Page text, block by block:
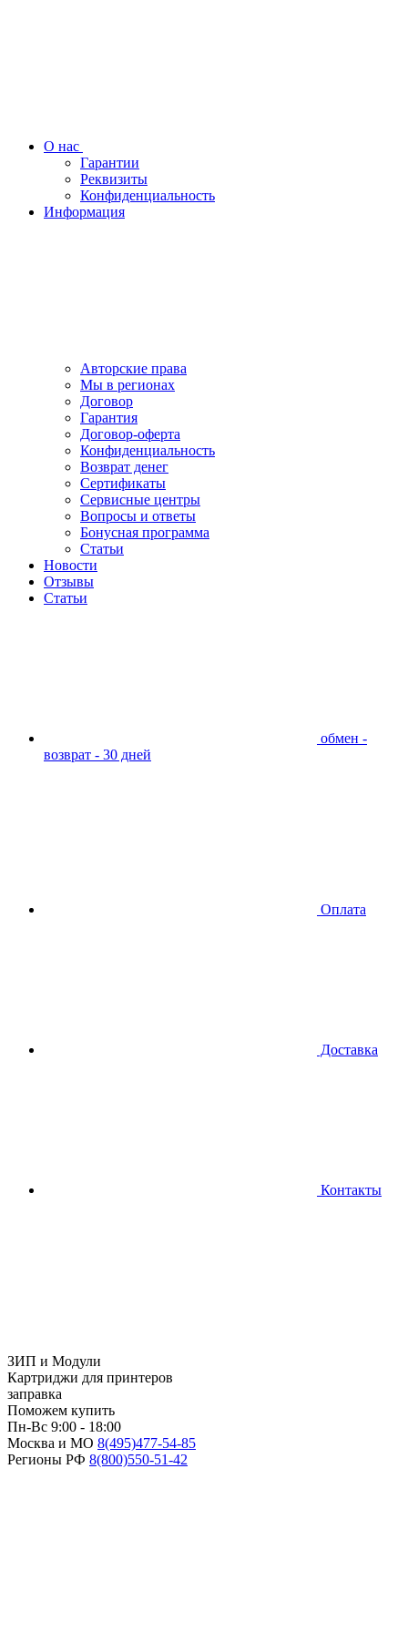
О нас
Гарантии
Реквизиты
Конфиденциальность
Информация
Авторские права
Мы в регионах
Договор
Гарантия
Договор-оферта
Конфиденциальность
Возврат денег
Сертификаты
Сервисные центры
Вопросы и ответы
Бонусная программа
Статьи
Новости
Отзывы
Статьи
обмен -
возврат - 30 дней
Оплата
Доставка
Контакты
ЗИП и Модули
Картриджи для принтеров
заправка
Поможем купить
Пн-Вс 9:00 - 18:00
Москва и МО 8(495)477-54-85
Регионы РФ 8(800)550-51-42